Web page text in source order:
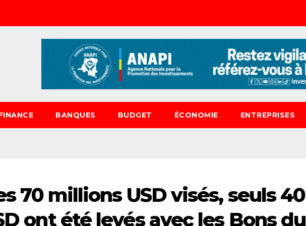
BANQUES BUDGET ÉCONOMIE ENTREPRISES
70 millions USD visés, seuls 40
ont été levés avec les Bons du